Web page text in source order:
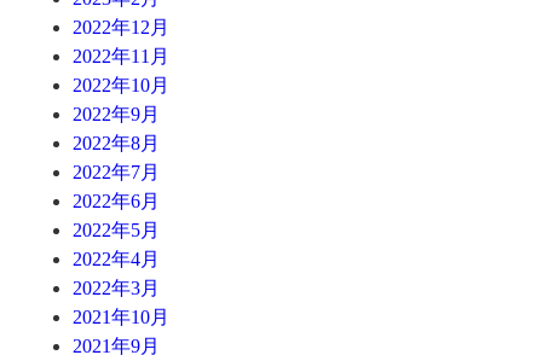
2022年12月
2022年11月
2022年10月
2022年9月
2022年8月
2022年7月
2022年6月
2022年5月
2022年4月
2022年3月
2021年10月
2021年9月